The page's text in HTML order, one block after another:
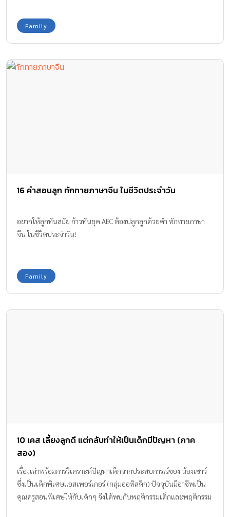
Family
16 คำสอนลูก ทักทายภาษาจีน ในชีวิตประจำวัน
อยากให้ลูกทันสมัย ก้าวทันยุค AEC ต้องปลูกลูกด้วยคำ ทักทายภาษา
จีน ในชีวิตประจำวัน!
Family
10 เคส เลี้ยงลูกดี แต่กลับทำให้เป็นเด็กมีปัญหา (ภาค
สอง)
เรื่องเล่าพร้อมการวิเคราะห์ปัญหาเด็กจากประสบการณ์ของ น้องเชาว์
ซึ่งเป็นเด็กพิเศษแอสเพอร์เกอร์ (กลุ่มออทิสติก) ปัจจุบันมีอาชีพเป็น
คุณครูสอนพิเศษให้กับเด็กๆ จึงได้พบกับพฤติกรรมเด็กและพฤติกรรม